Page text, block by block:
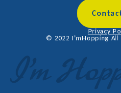
©︎ 2022 I’mHopping All
Privacy